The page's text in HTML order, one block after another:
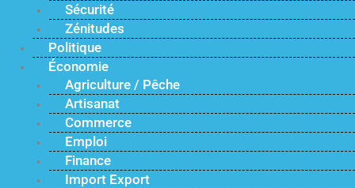
Sécurité
Zénitudes
Politique
Économie
Agriculture / Pêche
Artisanat
Commerce
Emploi
Finance
Import Export